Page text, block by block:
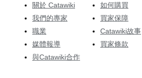
關於 Catawiki
我們的專家
職業
媒體報導
與Catawiki合作
如何購買
買家保障
Catawiki故事
買家條款